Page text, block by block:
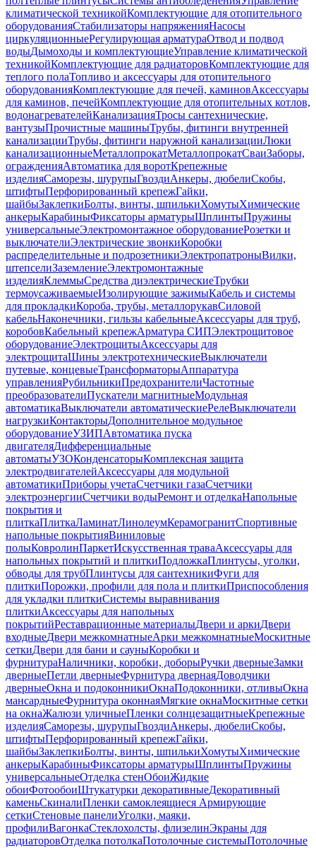
климатической техникойКомплектующие для отопительного
оборудованияСтабилизаторы напряженияНасосы
циркуляционныеРегулирующая арматураОтвод и подвод
водыДымоходы и комплектующиеУправление климатической
техникойКомплектующие для радиаторовКомплектующие для
теплого полаТопливо и аксессуары для отопительного
оборудованияКомплектующие для печей, каминовАксессуары
для каминов, печейКомплектующие для отопительных котлов,
водонагревателейКанализацияТросы сантехнические,
вантузыПрочистные машиныТрубы, фитинги внутренней
канализацииТрубы, фитинги наружной канализацииЛюки
канализационныеМеталлопрокатМеталлопрокатСваиЗаборы,
огражденияАвтоматика для воротКрепежные
изделияСаморезы, шурупыГвоздиАнкеры, дюбелиСкобы,
штифтыПерфорированный крепежГайки,
шайбыЗаклепкиБолты, винты, шпилькиХомутыХимические
анкерыКарабиныФиксаторы арматурыШплинтыПружины
универсальныеЭлектромонтажное оборудованиеРозетки и
выключателиЭлектрические звонкиКоробки
распределительные и подрозетникиЭлектропатроныВилки,
штепселиЗаземлениеЭлектромонтажные
изделияКлеммыСредства диэлектрическиеТрубки
термоусаживаемыеИзолирующие зажимыКабель и системы
для прокладкиКороба, трубы, металлорукавСиловой
кабельНаконечники, гильзы кабельныеАксессуары для труб,
коробовКабельный крепежАрматура СИПЭлектрощитовое
оборудованиеЭлектрощитыАксессуары для
электрощитаШины электротехническиеВыключатели
путевые, концевыеТрансформаторыАппаратура
управленияРубильникиПредохранителиЧастотные
преобразователиПускатели магнитныеМодульная
автоматикаВыключатели автоматическиеРелеВыключатели
нагрузкиКонтакторыДополнительное модульное
оборудованиеУЗИПАвтоматика пуска
двигателяДифференциальные
автоматыУЗОКонденсаторыКомплексная защита
электродвигателейАксессуары для модульной
автоматикиПриборы учетаСчетчики газаСчетчики
электроэнергииСчетчики водыРемонт и отделкаНапольные
покрытия и
плиткаПлиткаЛаминатЛинолеумКерамогранитСпортивные
напольные покрытияВиниловые
полыКовролинПаркетИскусственная траваАксессуары для
напольных покрытий и плиткиПодложкаПлинтусы, уголки,
обводы для трубПлинтусы для сантехникиФуги для
плиткиПорожки, профили для пола и плиткиПриспособления
для укладки плиткиСистемы выравнивания
плиткиАксессуары для напольных
покрытийРеставрационные материалыДвери и аркиДвери
входныеДвери межкомнатныеАрки межкомнатныеМоскитные
сеткиДвери для бани и сауныКоробки и
фурнитураНаличники, коробки, доборыРучки дверныеЗамки
дверныеПетли дверныеФурнитура двернаяДоводчики
дверныеОкна и подоконникиОкнаПодоконники, отливыОкна
мансардныеФурнитура оконнаяМягкие окнаМоскитные сетки
на окнаЖалюзи уличныеПленки солнцезащитныеКрепежные
изделияСаморезы, шурупыГвоздиАнкеры, дюбелиСкобы,
штифтыПерфорированный крепежГайки,
шайбыЗаклепкиБолты, винты, шпилькиХомутыХимические
анкерыКарабиныФиксаторы арматурыШплинтыПружины
универсальныеОтделка стенОбоиЖидкие
обоиФотообоиШтукатурки декоративныеДекоративный
каменьСкиналиПленки самоклеящиеся Армирующие
сеткиСтеновые панелиУголки, маяки,
профилиВагонкаСтеклохолсты, флизелинЭкраны для
радиаторовОтделка потолкаПотолочные системыПотолочные